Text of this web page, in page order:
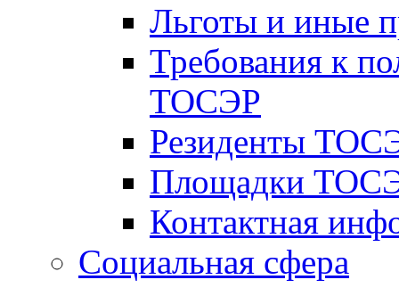
Льготы и иные
Требования к
ТОСЭР
Резиденты
Площадки
Контактная
Социальная сфера